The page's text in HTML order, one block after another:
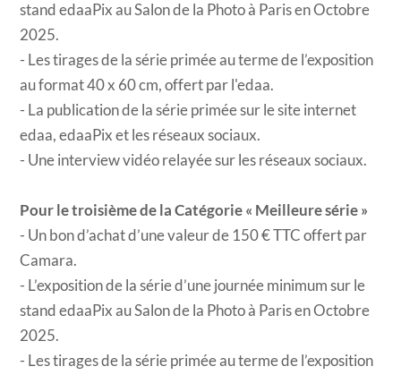
stand edaaPix au Salon de la Photo à Paris en Octobre
2025.
- Les tirages de la série primée au terme de l’exposition
au format 40 x 60 cm, offert par l'edaa.
- La publication de la série primée sur le site internet
edaa, edaaPix et les réseaux sociaux.
- Une interview vidéo relayée sur les réseaux sociaux.
Pour le troisième de la Catégorie « Meilleure série »
- Un bon d’achat d’une valeur de 150 € TTC offert par
Camara.
- L’exposition de la série d’une journée minimum sur le
stand edaaPix au Salon de la Photo à Paris en Octobre
2025.
- Les tirages de la série primée au terme de l’exposition